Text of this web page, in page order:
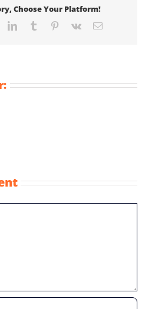
Choose Your Platform!
LinkedInTumblr Pinterest
Vk Email